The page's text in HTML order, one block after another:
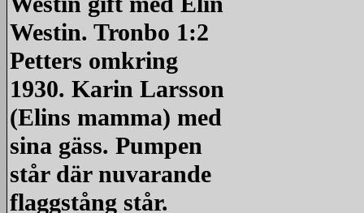
Westin. Tronbo 1:2
Petters omkring
1930. Karin Larsson
(Elins mamma) med
sina gäss. Pumpen
står där nuvarande
flaggstång står.